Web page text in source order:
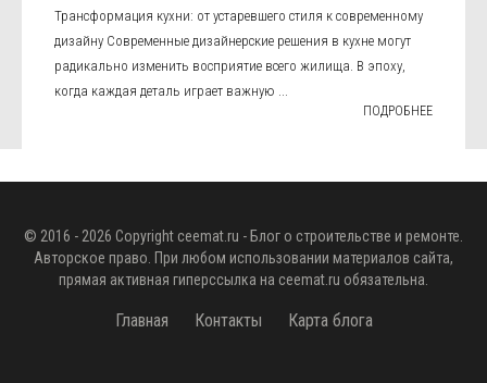
Трансформация кухни: от устаревшего стиля к современному
дизайну Современные дизайнерские решения в кухне могут
радикально изменить восприятие всего жилища. В эпоху,
когда каждая деталь играет важную ...
ПОДРОБНЕЕ
© 2016 - 2026 Copyright ceemat.ru - Блог о строительстве и ремонте.
Авторское право. При любом использовании материалов сайта,
прямая активная гиперссылка на ceemat.ru обязательна.
Главная Контакты Карта блога